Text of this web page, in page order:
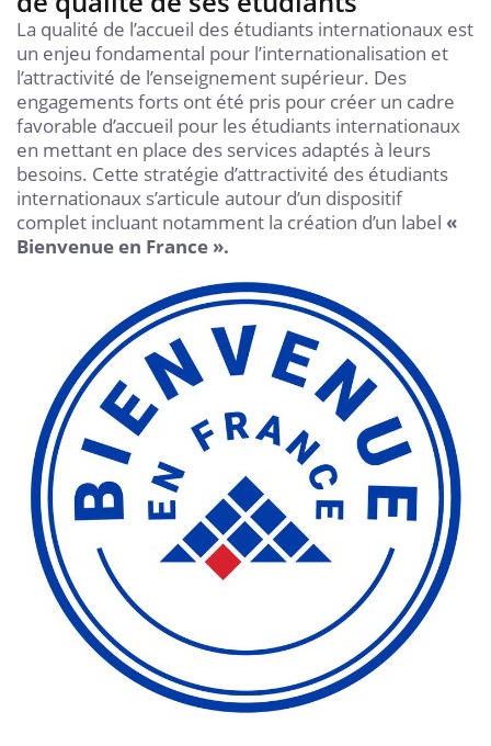
La qualité de l’accueil des étudiants internationaux est
un enjeu fondamental pour l’internationalisation et
l’attractivité de l’enseignement supérieur. Des
engagements forts ont été pris pour créer un cadre
favorable d’accueil pour les étudiants internationaux
en mettant en place des services adaptés à leurs
besoins. Cette stratégie d’attractivité des étudiants
internationaux s’articule autour d’un dispositif
complet incluant notamment la création d’un label «
Bienvenue en France ».